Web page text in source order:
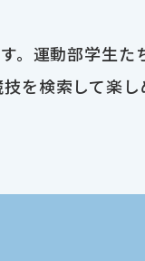
。運動部学生た
を検索して楽